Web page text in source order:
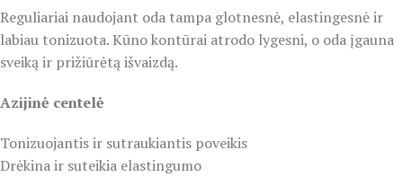
Reguliariai naudojant oda tampa glotnesnė, elastingesnė ir
labiau tonizuota. Kūno kontūrai atrodo lygesni, o oda įgauna
sveiką ir prižiūrėtą išvaizdą.
Azijinė centelė
Tonizuojantis ir sutraukiantis poveikis
Drėkina ir suteikia elastingumo